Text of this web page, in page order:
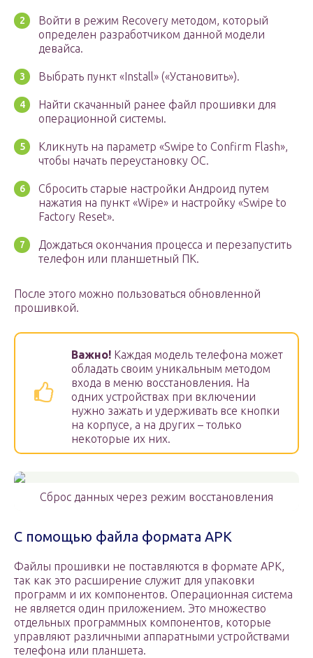
Войти в режим Recovery методом, который
определен разработчиком данной модели
девайса.
Выбрать пункт «Install» («Установить»).
Найти скачанный ранее файл прошивки для
операционной системы.
Кликнуть на параметр «Swipe to Confirm Flash»,
чтобы начать переустановку ОС.
Сбросить старые настройки Андроид путем
нажатия на пункт «Wipe» и настройку «Swipe to
Factory Reset».
Дождаться окончания процесса и перезапустить
телефон или планшетный ПК.
После этого можно пользоваться обновленной
прошивкой.
Важно! Каждая модель телефона может
обладать своим уникальным методом
входа в меню восстановления. На
одних устройствах при включении
нужно зажать и удерживать все кнопки
на корпусе, а на других – только
некоторые их них.
Сброс данных через режим восстановления
С помощью файла формата APK
Файлы прошивки не поставляются в формате APK,
так как это расширение служит для упаковки
программ и их компонентов. Операционная система
не является один приложением. Это множество
отдельных программных компонентов, которые
управляют различными аппаратными устройствами
телефона или планшета.